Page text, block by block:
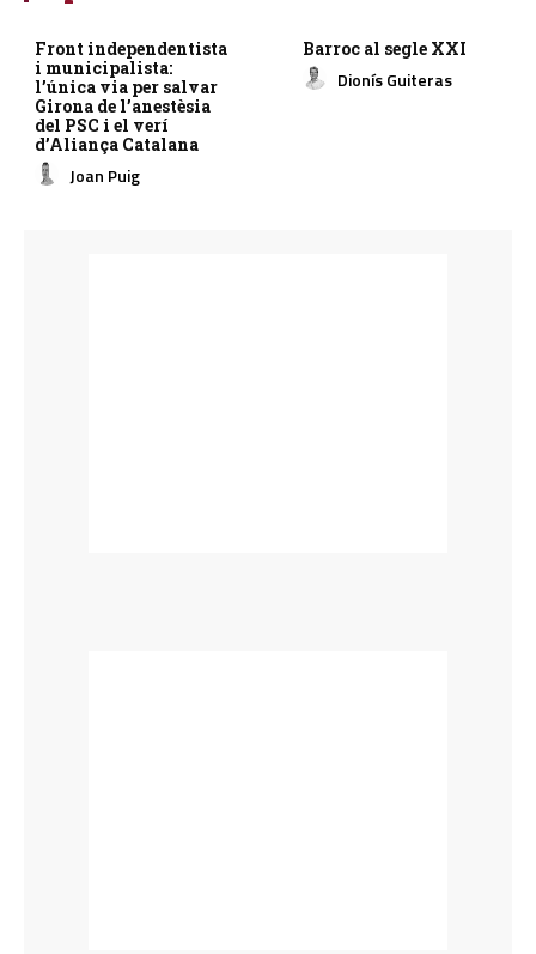
Front independentista
i municipalista:
l’única via per salvar
Girona de l’anestèsia
del PSC i el verí
d’Aliança Catalana
Joan Puig
Barroc al segle XXI
Dionís Guiteras